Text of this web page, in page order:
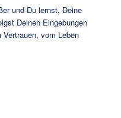
und Du lernst, Deine
Deinen Eingebungen
vom Leben